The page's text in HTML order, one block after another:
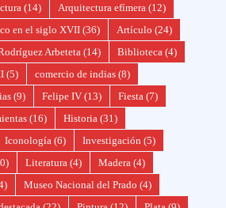
(14) Arquitectura efímera (12)
en el siglo XVII(36) Artículo (24)
Arbeteta (14) Biblioteca (4)
(5) comercio de indias (8)
(9) Felipe IV (13) Fiesta (7)
(16) Historia (31)
Iconología (6) Investigación (5)
Literatura (4) Madera (4)
Museo Nacional del Prado (4)